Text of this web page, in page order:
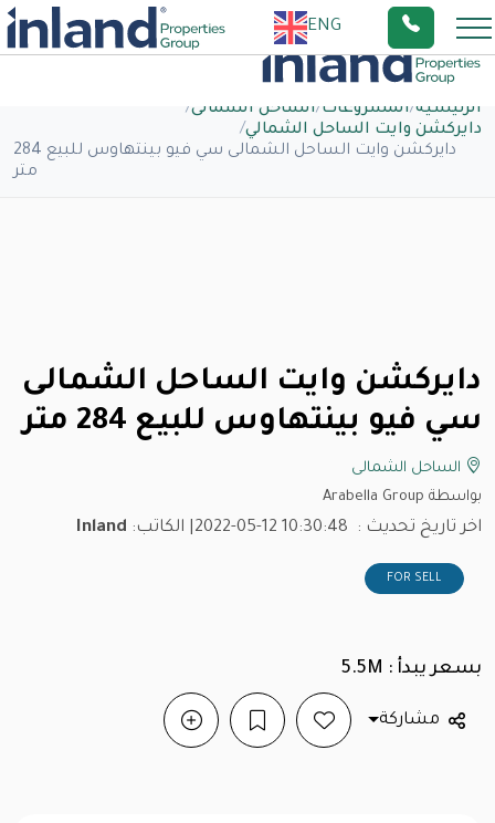
ENG
الرئيسية/المشروعات/الساحل الشمالى/
دايركشن وايت الساحل الشمالي/
دايركشن وايت الساحل الشمالى سي فيو بينتهاوس للبيع 284
متر
دايركشن وايت الساحل الشمالى
سي فيو بينتهاوس للبيع 284 متر
الساحل الشمالى
بواسطة Arabella Group
اخر تاريخ تحديث : 2022-05-12 10:30:48 | الكاتب: Inland
FOR SELL
بسعر يبدأ : 5.5M
مشاركة